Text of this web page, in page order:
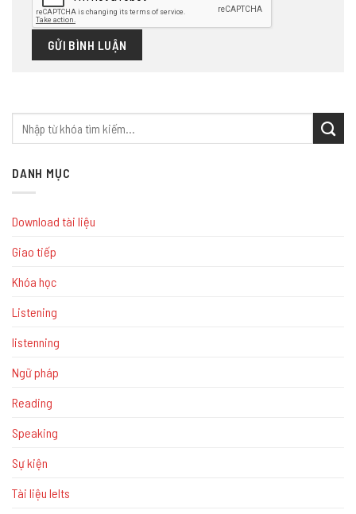
DANH MỤC
Download tài liệu
Giao tiếp
Khóa học
Listening
listenning
Ngữ pháp
Reading
Speaking
Sự kiện
Tài liệu Ielts